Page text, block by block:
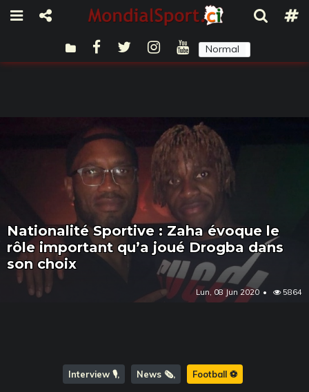
Normal
Nationalité Sportive : Zaha évoque le
rôle important qu’a joué Drogba dans
son choix
Lun, 08 Jun 2020 5864
Interview 🎙️ News 🗞️ Football ⚽️